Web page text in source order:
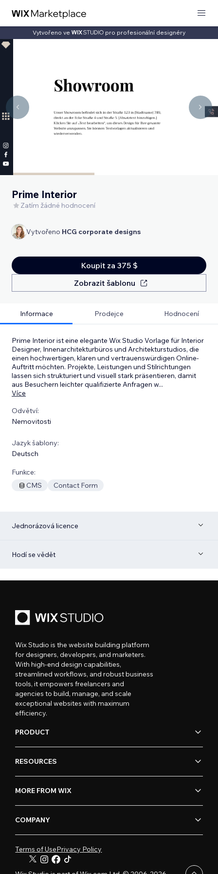
Vytvořeno ve pro profesionální designéry
Prime Interior
Zatím žádné hodnocení
Vytvořeno HCG corporate designs
Koupit za 375 $
Zobrazit šablonu
Informace Prodejce Hodnocení
Prime Interior ist eine elegante Wix Studio Vorlage für Interior
Designer, Innenarchitekturbüros und Architekturstudios, die
einen hochwertigen, klaren und vertrauenswürdigen Online-
Auftritt möchten. Projekte, Leistungen und Stilrichtungen
lassen sich strukturiert und visuell stark präsentieren, damit
aus Besuchern leichter qualifizierte Anfragen w...
Více
Odvětví:
Nemovitosti
Jazyk šablony:
Deutsch
Funkce:
CMS
Contact Form
Jednorázová licence
Hodí se vědět
Wix Studio is the website building platform
for designers, developers, and marketers.
With high-end design capabilities,
streamlined workflows, and robust business
tools, it empowers freelancers and
agencies to build, manage, and scale
exceptional websites with maximum
efficiency.
PRODUCT
RESOURCES
MORE FROM WIX
COMPANY
Terms of UsePrivacy Policy